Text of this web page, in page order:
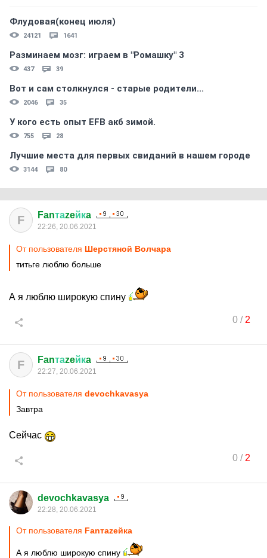
Флудовая(конец июля)
24121 1641
Разминаем мозг: играем в "Ромашку" 3
437 39
Вот и сам столкнулся - старые родители...
2046 35
У кого есть опыт EFB акб зимой.
755 28
Лучшие места для первых свиданий в нашем городе
3144 80
F Fanтаzeйкa
22:26, 20.06.2021
От пользователя Шерстяной Волчара
титьге люблю больше
А я люблю широкую спину
0/ 2
F Fanтаzeйкa
22:27, 20.06.2021
От пользователя devochkavasya
Завтра
Сейчас
0/ 2
devochkavasya
22:28, 20.06.2021
От пользователя Fanтаzeйкa
А я люблю широкую спину